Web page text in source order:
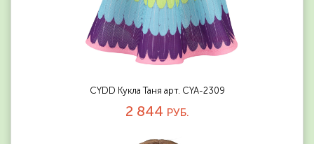
CYDD Кукла Таня арт. CYA-2309
2 844 РУБ.